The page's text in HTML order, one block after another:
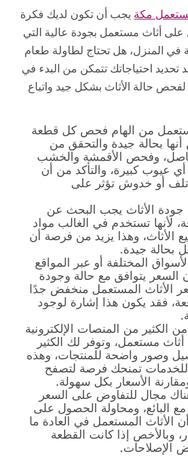
مكة يجب أن تكون لديك فكرة
أثاث مستعمل بجودة عالية التي
في المنزل، هل تحتاج لطاولة طعام
تحديد احتياجاتك تتمكن من البدء في
حالة الأثاث بشكل جيد واتباع
من الهام فحص كل قطعة
أنها بحالة جيدة والتحقق من
وفحص الأقمشة والخشب
عيوب كبيرة، والتأكد من أن
تلف أو خدوش تؤثر على
الأثاث يجب البحث عن
لأنها تستخدم في الغالب مواد
الأثاث، وهذا يزيد من فرصة أن
بحالة جيدة.
المختلفة أو عبر المواقع
السعر يتوافق مع حالة وجودة
الأثاث المستعمل منخفض جدًا
فقد يكون هذا إشارة لوجود
الكثير من المنصات الإلكترونية
مستعمل، وتوفر لك الكثير
وصور واضحة للمنتجات، وهذه
للخدمات تمنحك فرصة لتصفح
الأسعار بكل سهولة.
مجال للتفاوض على السعر
البائع، ومحاولة الحصول على
الأثاث المستعمل في العادة ما
وبالأخص إذا كانت القطعة
الإصلاحات.